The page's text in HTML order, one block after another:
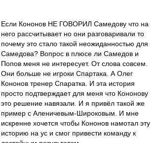
Если Кононов НЕ ГОВОРИЛ Самедову что на
него расcчитывает но они разговаривали то
почему это стало такой неожиданностью для
Самедова? Вопрос в плюсе ли Самедов и
Попов меня не интересует. От слова совсем.
Они больше не игроки Спартака. А Олег
Кононов тренер Спаратка. И эта история
просто подтверждает для меня что Кононову
это решение навязали. И я привёл такой же
пример с Аленичевым-Широковым. И мне
искренне хочется чтобы Кононов намотал эту
историю на ус и смог привести команду к